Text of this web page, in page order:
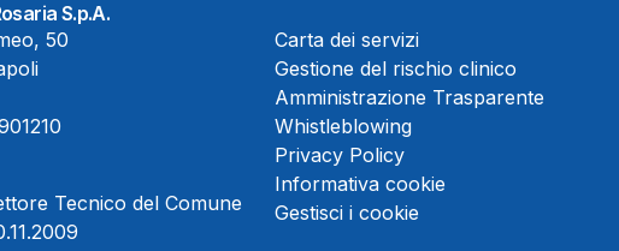
S.p.A.
50
Tecnico del Comune
Carta dei servizi
Gestione del rischio clinico
Amministrazione Trasparente
Whistleblowing
Privacy Policy
Informativa cookie
Gestisci i cookie